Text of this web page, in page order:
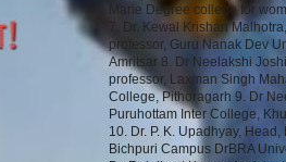
Marie Degree college for
7. Dr. Kewal Krishan
professor, Guru Nanak Dev
Amritsar 8. Dr Neelakshi
professor, Laxman Singh
College, Pithoragarh 9. Dr
Puruhottam Inter College,
10. Dr. P. K. Upadhyay,
Bichpuri Campus DrBRA